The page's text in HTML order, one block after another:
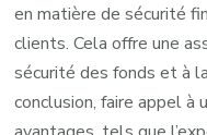
en matière de sécurité
clients. Cela offre une
sécurité des fonds et à
conclusion, faire appel à